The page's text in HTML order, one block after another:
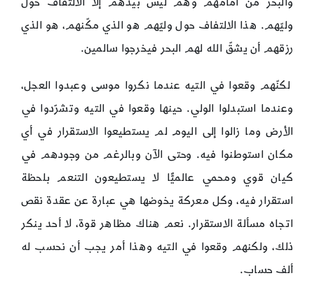
والبحر من أمامهم وهم ليس بيدهم إلا الالتفاف حول
وليّهم. هذا الالتفاف حول وليّهم هو الذي مكّنهم، هو الذي
رزقهم أن يشقّ الله لهم البحر فيخرجوا سالمين.
لكنّهم وقعوا في التيه عندما نكروا موسى وعبدوا العجل،
وعندما استبدلوا الولي. حينها وقعوا في التيه وتشرّدوا في
الأرض وما زالوا إلى اليوم لم يستطيعوا الاستقرار في أي
مكان استوطنوا فيه. وحتى الآن وبالرغم من وجودهم في
كيان قوي ومحمي عالميًّا لا يستطيعون التنعم بلحظة
استقرار فيه، وكل معركة يخوضها هي عبارة عن عقدة نقص
اتجاه مسألة الاستقرار. نعم هناك مظاهر قوة، لا أحد ينكر
ذلك، ولكنهم وقعوا في التيه وهذا أمر يجب أن نحسب له
ألف حساب.